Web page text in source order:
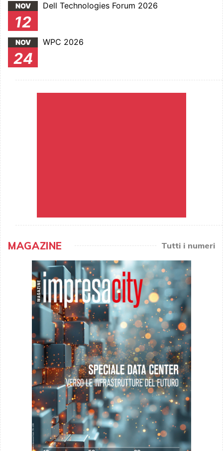
NOV
12
Dell Technologies Forum 2026
NOV
24
WPC 2026
MAGAZINE Tutti i numeri